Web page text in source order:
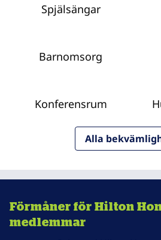
Spjälsängar
Barnomsorg
Konferensrum
Alla
Förmåner för Hilton
medlemmar